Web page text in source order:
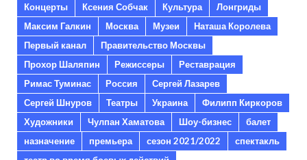
Концерты
Ксения Собчак Культура
Лонгриды
Максим Галкин
Москва Музеи
Наташа Королева
Первый канал
Правительство Москвы
Прохор Шаляпин
Режиссеры
Реставрация
Римас Туминас
Россия
Сергей Лазарев
Сергей Шнуров
Театры Украина
Филипп Киркоров
Художники
Чулпан Хаматова Шоу-бизнес
балет
назначение
премьера сезон 2021/2022
спектакль